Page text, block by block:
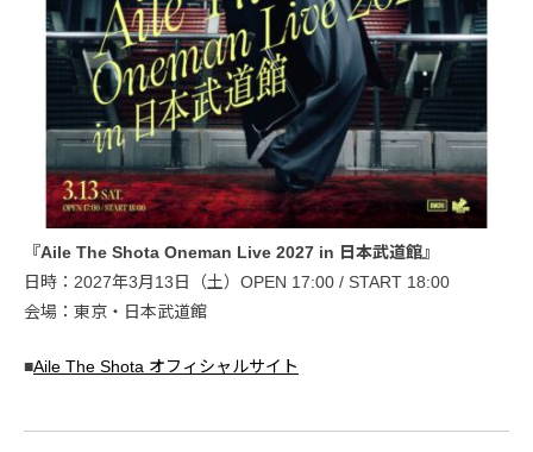
『Aile The Shota Oneman Live 2027 in 日本武道館』
日時：2027年3月13日（土）OPEN 17:00 / START 18:00
会場：東京・日本武道館
■Aile The Shota オフィシャルサイト